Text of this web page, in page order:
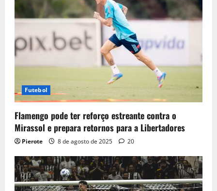
Futebol
Flamengo pode ter reforço estreante contra o
Mirassol e prepara retornos para a Libertadores
Pierote 8 de agosto de 2025 20